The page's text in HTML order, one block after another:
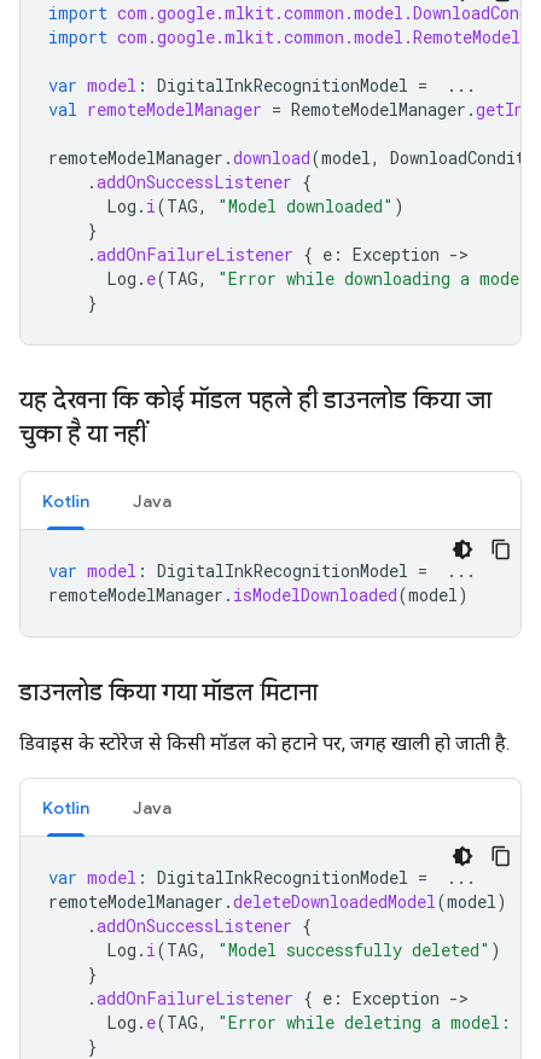
import
import
var model : DigitalInkRecognitionModel =
...
val remoteModelManager = RemoteModelManager .
remoteModelManager .download(model,
.addOnSuccessListener {
Log . i(TAG, "Model downloaded" )
}
.addOnFailureListener { e : Exception ->
Log . e(TAG,
"Error while downloading a
}
यह देखना कि कोई मॉडल पहले ही डाउनलोड किया जा
चुका है या नहीं
Kotlin Java
var model : DigitalInkRecognitionModel =
...
remoteModelManager . isModelDownloaded(model)
डाउनलोड किया गया मॉडल मिटाना
डिवाइस के स्टोरेज से किसी मॉडल को हटाने पर, जगह खाली हो जाती है.
Kotlin Java
var model : DigitalInkRecognitionModel =
...
remoteModelManager .deleteDownloadedModel(model)
.addOnSuccessListener {
Log . i(TAG, "Model successfully deleted" )
}
.addOnFailureListener { e : Exception ->
Log . e(TAG, "Error while deleting a model:
}